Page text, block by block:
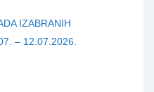
IZABRANIH
– 12.07.2026.